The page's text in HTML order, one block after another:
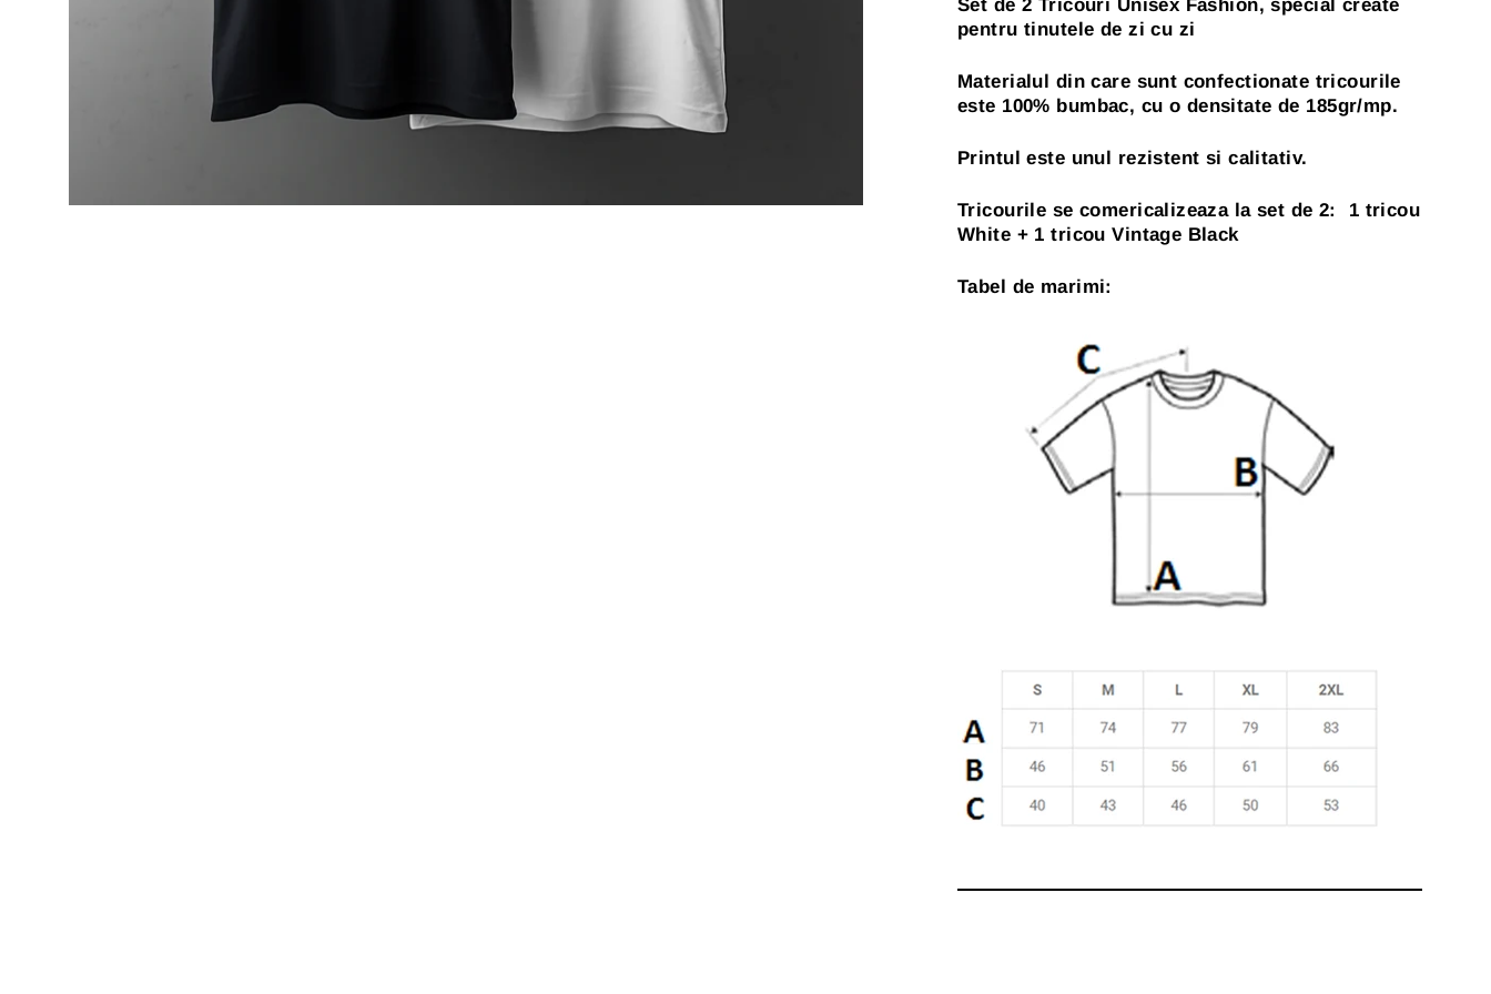
Set de 2 Tricouri Unisex Fashion, special create
pentru tinutele de zi cu zi
Materialul din care sunt confectionate tricourile
este 100% bumbac, cu o densitate de 185gr/mp.
Printul este unul rezistent si calitativ.
Tricourile se comericalizeaza la set de 2: 1 tricou
White + 1 tricou Vintage Black
Tabel de marimi: